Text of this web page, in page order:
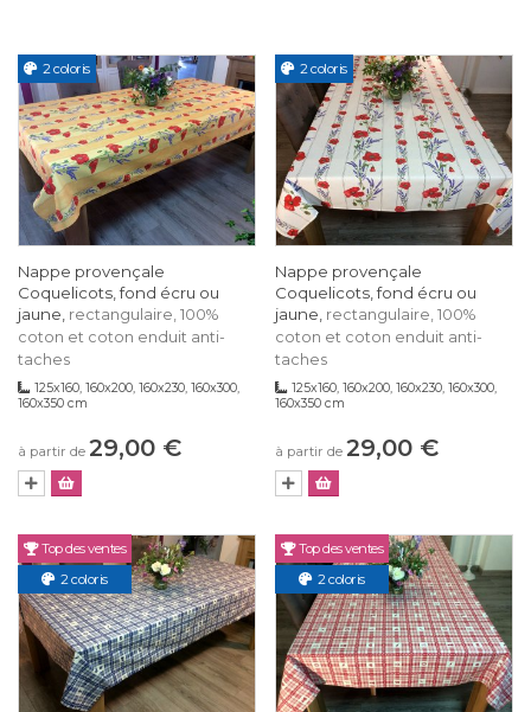
2 coloris
Nappe provençale
Coquelicots, fond écru ou
jaune, rectangulaire, 100%
coton et coton enduit anti-
taches
125x160, 160x200, 160x230, 160x300,
160x350 cm
à partir de 29,00 €
2 coloris
Nappe provençale
Coquelicots, fond écru ou
jaune, rectangulaire, 100%
coton et coton enduit anti-
taches
125x160, 160x200, 160x230, 160x300,
160x350 cm
à partir de 29,00 €
Top des ventes
2 coloris
Top des ventes
2 coloris